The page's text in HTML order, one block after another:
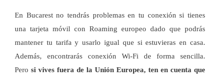
En Bucarest no tendrás problemas en tu conexión si tienes
una tarjeta móvil con Roaming europeo dado que podrás
mantener tu tarifa y usarlo igual que si estuvieras en casa.
Además, encontrarás conexión Wi-Fi de forma sencilla.
Pero si vives fuera de la Unión Europea, ten en cuenta que